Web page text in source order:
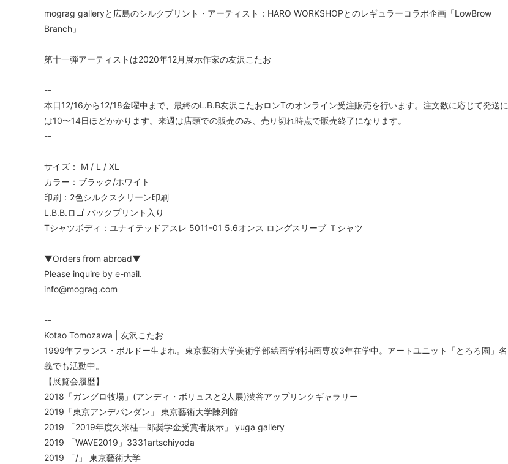
mograg galleryと広島のシルクプリント・アーティスト：HARO WORKSHOPとのレギュラーコラボ企画「LowBrow
Branch」
第十一弾アーティストは2020年12月展示作家の友沢こたお
--
本日12/16から12/18金曜中まで、最終のL.B.B友沢こたおロンTのオンライン受注販売を行います。注文数に応じて発送に
は10〜14日ほどかかります。来週は店頭での販売のみ、売り切れ時点で販売終了になります。
--
サイズ： M / L / XL
カラー：ブラック/ホワイト
印刷：2色シルクスクリーン印刷
L.B.B.ロゴ バックプリント入り
Tシャツボディ：ユナイテッドアスレ 5011-01 5.6オンス ロングスリーブ Ｔシャツ
▼Orders from abroad▼
Please inquire by e-mail.
info@mograg.com
--
Kotao Tomozawa | 友沢こたお
1999年フランス・ボルドー生まれ。東京藝術大学美術学部絵画学科油画専攻3年在学中。アートユニット「とろろ園」名
義でも活動中。
【展覧会履歴】
2018「ガングロ牧場」(アンディ・ボリュスと2人展)渋谷アップリンクギャラリー
2019「東京アンデパンダン」 東京藝術大学陳列館
2019 「2019年度久米桂一郎奨学金受賞者展示」 yuga gallery
2019 「WAVE2019」3331artschiyoda
2019 「/」 東京藝術大学